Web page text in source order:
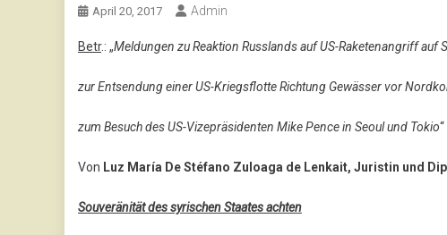
April 20, 2017 Admin
Betr.: „Meldungen zu Reaktion Russlands auf US-Raketenangriff auf
zur Entsendung einer US-Kriegsflotte Richtung Gewässer vor
zum Besuch des US-Vizepräsidenten Mike Pence in Seoul und Tokio“
Von Luz María De Stéfano Zuloaga de Lenkait, Juristin und
Souveränität des syrischen Staates achten